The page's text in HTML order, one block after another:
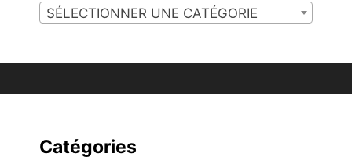
SÉLECTIONNER UNE CATÉGORIE
Catégories